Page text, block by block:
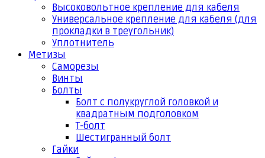
Высоковольтное крепление для кабеля
Универсальное крепление для кабеля (для
прокладки в треугольник)
Уплотнитель
Метизы
Саморезы
Винты
Болты
Болт с полукруглой головкой и
квадратным подголовком
Т-болт
Шестигранный болт
Гайки